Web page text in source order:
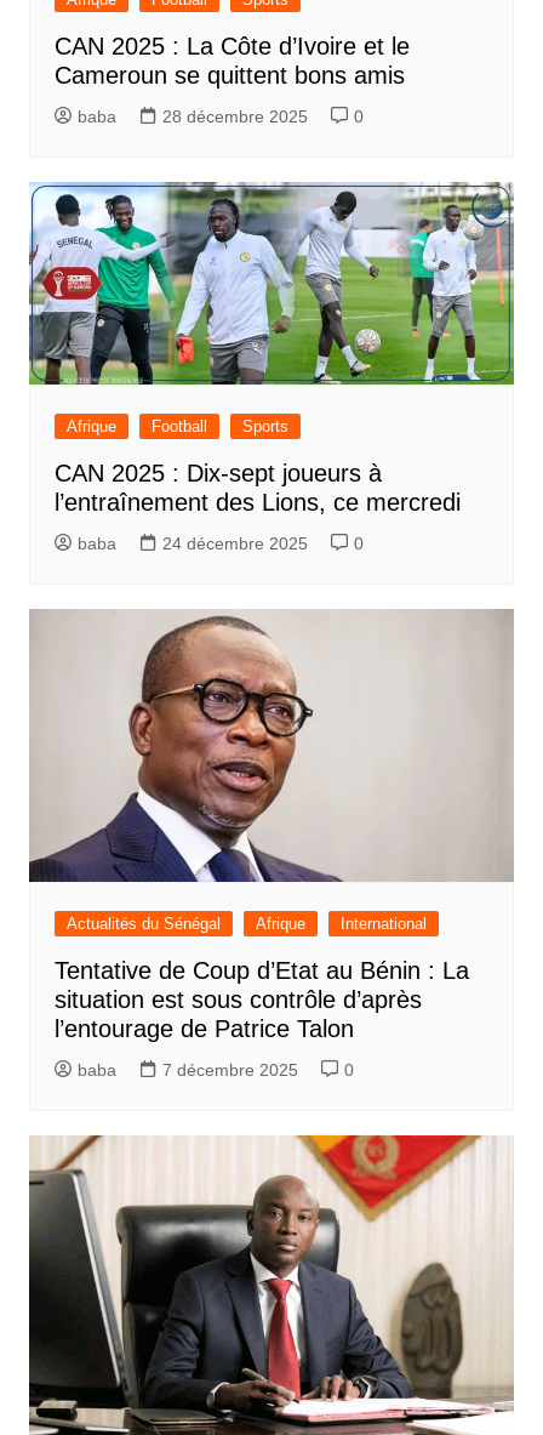
CAN 2025 : La Côte d’Ivoire et le
Cameroun se quittent bons amis
baba 28 décembre 2025 0
Afrique Football Sports
CAN 2025 : Dix-sept joueurs à
l’entraînement des Lions, ce mercredi
baba 24 décembre 2025 0
Actualités du Sénégal Afrique International
Tentative de Coup d’Etat au Bénin : La
situation est sous contrôle d’après
l’entourage de Patrice Talon
baba 7 décembre 2025 0